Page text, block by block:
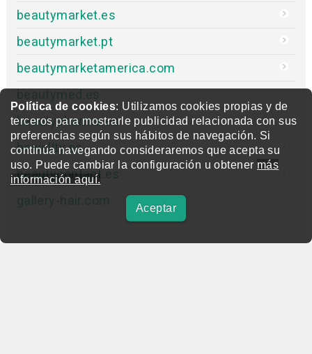
Política de cookies: Utilizamos cookies propias y de
terceros para mostrarle publicidad relacionada con sus
preferencias según sus hábitos de navegación. Si
continúa navegando consideraremos que acepta su
uso. Puede cambiar la configuración u obtener más
información aquí.
Aceptar
beautymarket.es
beautymarket.pt
beautymarketamerica.com
beautymed.es
beautypharma.es
bewellty.es
beautycontact.es
gallery-hair.com